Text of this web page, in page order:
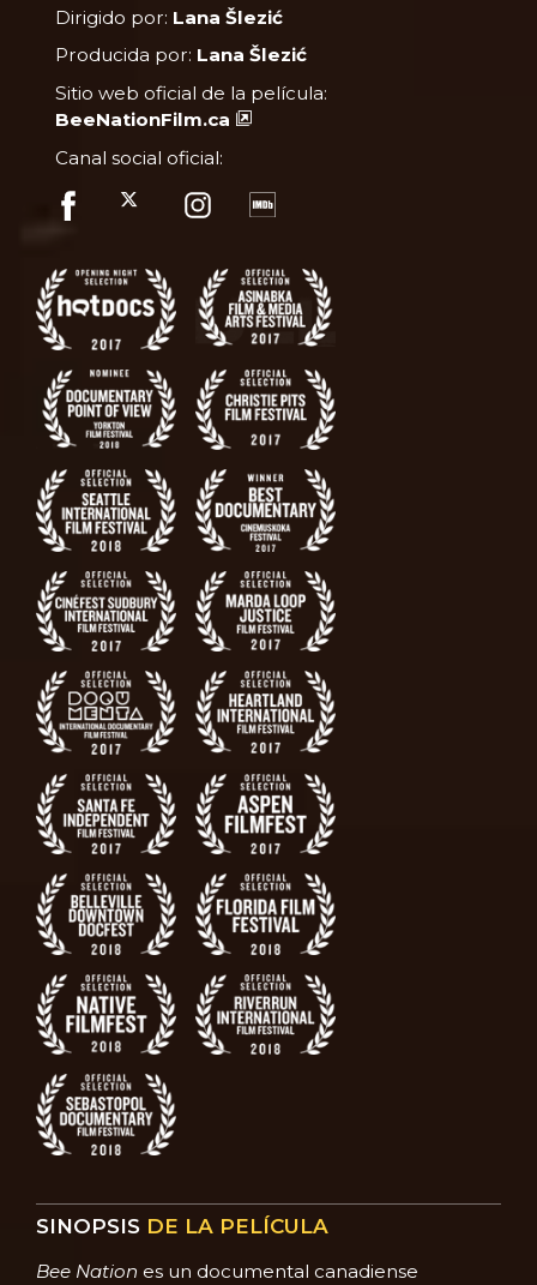
Dirigido por: Lana Šlezić
Producida por: Lana Šlezić
Sitio web oficial de la película:
BeeNationFilm.ca
Canal social oficial:
SINOPSIS DE LA PELÍCULA
Bee Nation es un documental canadiense